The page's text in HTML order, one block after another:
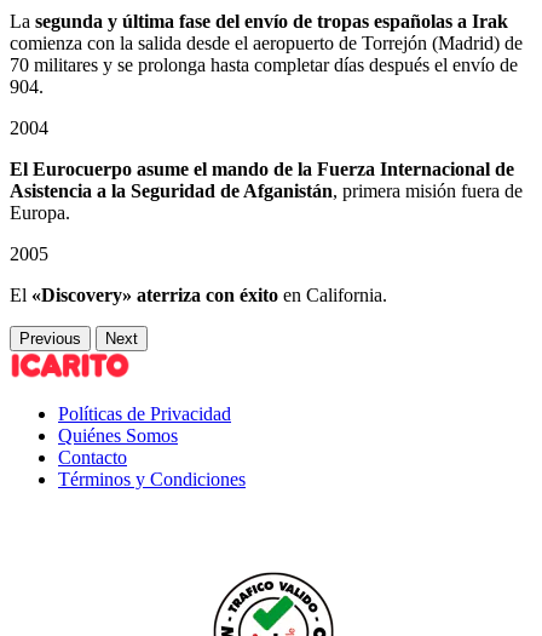
La segunda y última fase del envío de tropas españolas a Irak
comienza con la salida desde el aeropuerto de Torrejón (Madrid) de
70 militares y se prolonga hasta completar días después el envío de
904.
2004
El Eurocuerpo asume el mando de la Fuerza Internacional de
Asistencia a la Seguridad de Afganistán, primera misión fuera de
Europa.
2005
El «Discovery» aterriza con éxito en California.
Previous Next
Políticas de Privacidad
Quiénes Somos
Contacto
Términos y Condiciones